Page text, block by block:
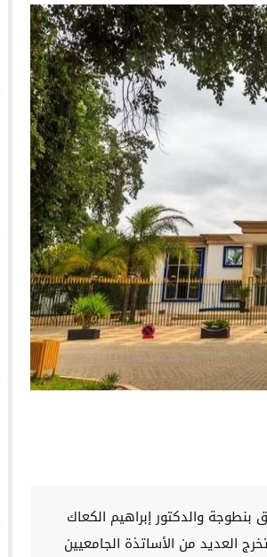
10:29 الجيش الملكي ينتفض ضد تعيين “ندالا”
يفجّر الأوضاع
بنطوجة والدكتور إبراهيم الكعاك
العديد من الأساتذة الجامعيين